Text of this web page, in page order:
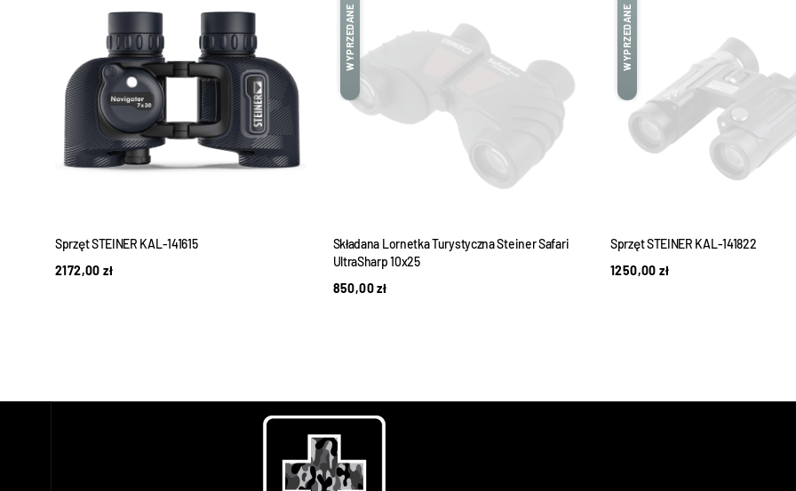
Sprzęt STEINER KAL-141615
2172,00zł
WYPRZEDANE
Składana Lornetka Turystyczna Steiner Safari
UltraSharp 10x25
850,00zł
WYPRZEDANE
Sprzęt STEINER KAL-141822
1250,00zł